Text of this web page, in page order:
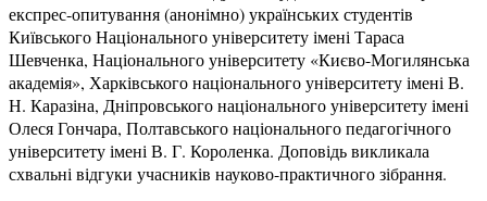
експрес-опитування (анонімно) українських студентів
Київського Національного університету імені Тараса
Шевченка, Національного університету «Києво-Могилянська
академія», Харківського національного університету імені В.
Н. Каразіна, Дніпровського національного університету імені
Олеся Гончара, Полтавського національного педагогічного
університету імені В. Г. Короленка. Доповідь викликала
схвальні відгуки учасників науково-практичного зібрання.